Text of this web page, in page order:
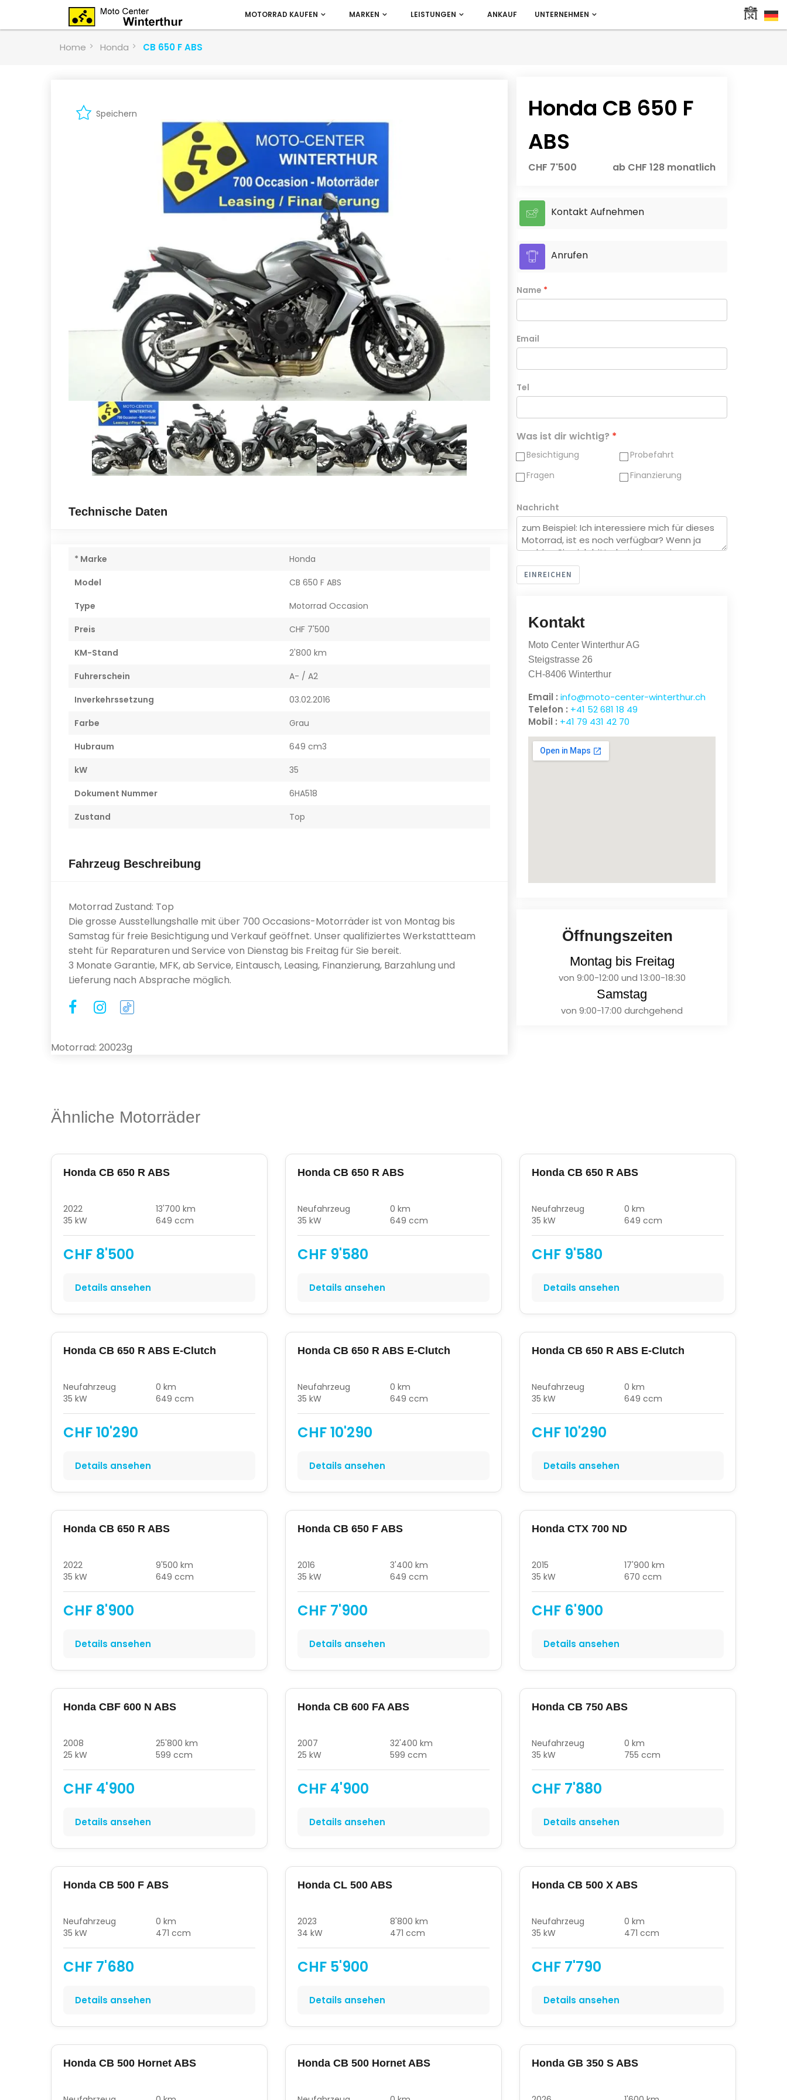
MOTORRAD KAUFEN MARKEN LEISTUNGEN ANKAUF UNTERNEHMEN
Home Honda CB 650 F ABS
Speichern
Technische Daten
* Marke
Honda
Model
CB 650 F ABS
Type
Motorrad Occasion
Preis
CHF 7'500
KM-Stand
2'800 km
Fuhrerschein
A- / A2
Inverkehrssetzung
03.02.2016
Farbe
Grau
Hubraum
649 cm3
kW
35
Dokument Nummer
6HA518
Zustand
Top
Fahrzeug Beschreibung
Motorrad Zustand: Top
Die grosse Ausstellungshalle mit über 700 Occasions-Motorräder ist von Montag bis
Samstag für freie Besichtigung und Verkauf geöffnet. Unser qualifiziertes Werkstattteam
steht für Reparaturen und Service von Dienstag bis Freitag für Sie bereit.
3 Monate Garantie, MFK, ab Service, Eintausch, Leasing, Finanzierung, Barzahlung und
Lieferung nach Absprache möglich.
Motorrad: 20023g
Honda CB 650 F
ABS
CHF 7'500 ab CHF 128 monatlich
Kontakt Aufnehmen
Anrufen
Name
Email
Tel
Was ist dir wichtig?
Besichtigung
Probefahrt
Fragen
Finanzierung
Nachricht
EINREICHEN
Kontakt
Moto Center Winterthur AG
Steigstrasse 26
CH-8406 Winterthur
Email : info@moto-center-winterthur.ch
Telefon : +41 52 681 18 49
Mobil : +41 79 431 42 70
Öffnungszeiten
Montag bis Freitag
von 9:00-12:00 und 13:00-18:30
Samstag
von 9:00-17:00 durchgehend
Ähnliche Motorräder
Honda CB 650 R ABS
2022
13'700 km
35 kW
649 ccm
CHF 8'500
Details ansehen
Honda CB 650 R ABS
Neufahrzeug
0 km
35 kW
649 ccm
CHF 9'580
Details ansehen
Honda CB 650 R ABS
Neufahrzeug
0 km
35 kW
649 ccm
CHF 9'580
Details ansehen
Honda CB 650 R ABS E-Clutch
Neufahrzeug
0 km
35 kW
649 ccm
CHF 10'290
Details ansehen
Honda CB 650 R ABS E-Clutch
Neufahrzeug
0 km
35 kW
649 ccm
CHF 10'290
Details ansehen
Honda CB 650 R ABS E-Clutch
Neufahrzeug
0 km
35 kW
649 ccm
CHF 10'290
Details ansehen
Honda CB 650 R ABS
2022
9'500 km
35 kW
649 ccm
CHF 8'900
Details ansehen
Honda CB 650 F ABS
2016
3'400 km
35 kW
649 ccm
CHF 7'900
Details ansehen
Honda CTX 700 ND
2015
17'900 km
35 kW
670 ccm
CHF 6'900
Details ansehen
Honda CBF 600 N ABS
2008
25'800 km
25 kW
599 ccm
CHF 4'900
Details ansehen
Honda CB 600 FA ABS
2007
32'400 km
25 kW
599 ccm
CHF 4'900
Details ansehen
Honda CB 750 ABS
Neufahrzeug
0 km
35 kW
755 ccm
CHF 7'880
Details ansehen
Honda CB 500 F ABS
Neufahrzeug
0 km
35 kW
471 ccm
CHF 7'680
Details ansehen
Honda CL 500 ABS
2023
8'800 km
34 kW
471 ccm
CHF 5'900
Details ansehen
Honda CB 500 X ABS
Neufahrzeug
0 km
35 kW
471 ccm
CHF 7'790
Details ansehen
Honda CB 500 Hornet ABS Honda CB 500 Hornet ABS Honda GB 350 S ABS